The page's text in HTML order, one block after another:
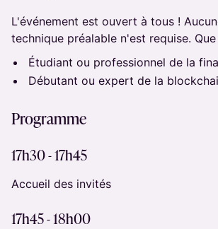
​​L'événement est ouvert à tous !
technique préalable n'est requise.
​​Étudiant ou professionnel de la
​​Débutant ou expert de la
​​Programme
​​17h30 - 17h45
​Accueil des invités
​​17h45 - 18h00